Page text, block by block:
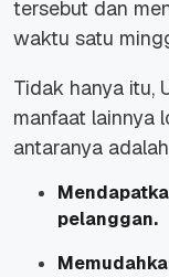
tersebut dan
waktu satu
Tidak hanya itu,
manfaat lainnya
antaranya
pelanggan.